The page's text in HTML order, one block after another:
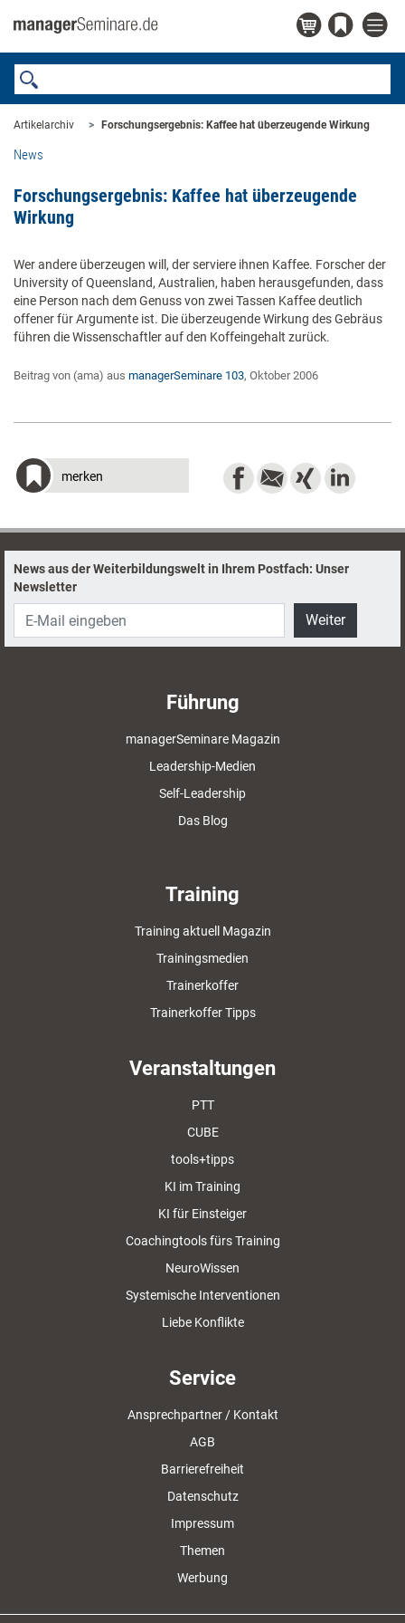
Artikelarchiv Forschungsergebnis: Kaffee hat überzeugende Wirkung
News
Forschungsergebnis: Kaffee hat überzeugende
Wirkung
Wer andere überzeugen will, der serviere ihnen Kaffee. Forscher der
University of Queensland, Australien, haben herausgefunden, dass
eine Person nach dem Genuss von zwei Tassen Kaffee deutlich
offener für Argumente ist. Die überzeugende Wirkung des Gebräus
führen die Wissenschaftler auf den Koffeingehalt zurück.
Beitrag von (ama) aus managerSeminare 103, Oktober 2006
merken
News aus der Weiterbildungswelt in Ihrem Postfach: Unser
Newsletter
Weiter
Führung
managerSeminare Magazin
Leadership-Medien
Self-Leadership
Das Blog
Training
Training aktuell Magazin
Trainingsmedien
Trainerkoffer
Trainerkoffer Tipps
Veranstaltungen
PTT
CUBE
tools+tipps
KI im Training
KI für Einsteiger
Coachingtools fürs Training
NeuroWissen
Systemische Interventionen
Liebe Konflikte
Service
Ansprechpartner / Kontakt
AGB
Barrierefreiheit
Datenschutz
Impressum
Themen
Werbung